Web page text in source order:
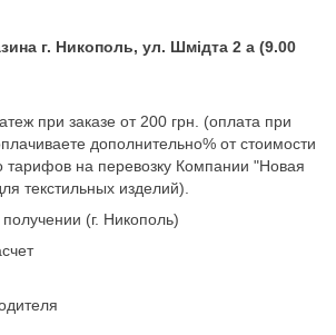
г. Никополь, ул. Шмідта 2 а (9.00
при заказе от 200 грн. (оплата при
дополнительно% от стоимости
тарифов на перевозку Компании "Новая
текстильных изделий).
(г. Никополь)